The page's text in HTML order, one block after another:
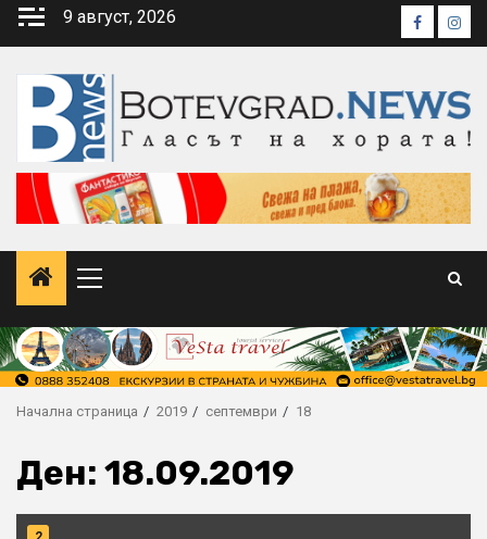
Skip
9 август, 2026 Facebook
Primary
Начална страница 2019 септември 18
Ден: 18.09.2019